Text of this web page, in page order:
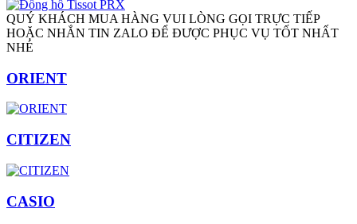
QUÝ KHÁCH MUA HÀNG VUI LÒNG GỌI TRỰC TIẾP
HOẶC NHẮN TIN ZALO ĐỂ ĐƯỢC PHỤC VỤ TỐT NHẤT
NHÉ
ORIENT
CITIZEN
CASIO